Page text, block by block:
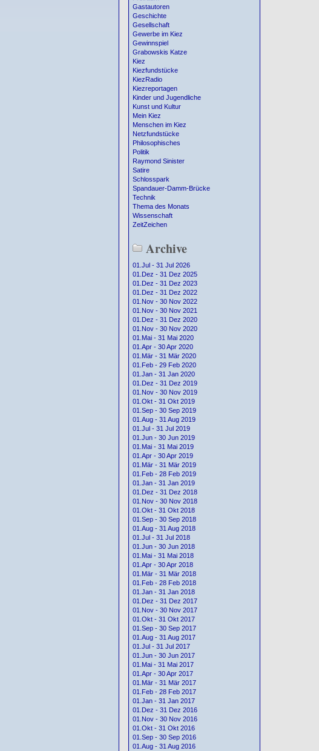
Gastautoren
Geschichte
Gesellschaft
Gewerbe im Kiez
Gewinnspiel
Grabowskis Katze
Kiez
Kiezfundstücke
KiezRadio
Kiezreportagen
Kinder und Jugendliche
Kunst und Kultur
Mein Kiez
Menschen im Kiez
Netzfundstücke
Philosophisches
Politik
Raymond Sinister
Satire
Schlosspark
Spandauer-Damm-Brücke
Technik
Thema des Monats
Wissenschaft
ZeitZeichen
Archive
01.Jul - 31 Jul 2026
01.Dez - 31 Dez 2025
01.Dez - 31 Dez 2023
01.Dez - 31 Dez 2022
01.Nov - 30 Nov 2022
01.Nov - 30 Nov 2021
01.Dez - 31 Dez 2020
01.Nov - 30 Nov 2020
01.Mai - 31 Mai 2020
01.Apr - 30 Apr 2020
01.Mär - 31 Mär 2020
01.Feb - 29 Feb 2020
01.Jan - 31 Jan 2020
01.Dez - 31 Dez 2019
01.Nov - 30 Nov 2019
01.Okt - 31 Okt 2019
01.Sep - 30 Sep 2019
01.Aug - 31 Aug 2019
01.Jul - 31 Jul 2019
01.Jun - 30 Jun 2019
01.Mai - 31 Mai 2019
01.Apr - 30 Apr 2019
01.Mär - 31 Mär 2019
01.Feb - 28 Feb 2019
01.Jan - 31 Jan 2019
01.Dez - 31 Dez 2018
01.Nov - 30 Nov 2018
01.Okt - 31 Okt 2018
01.Sep - 30 Sep 2018
01.Aug - 31 Aug 2018
01.Jul - 31 Jul 2018
01.Jun - 30 Jun 2018
01.Mai - 31 Mai 2018
01.Apr - 30 Apr 2018
01.Mär - 31 Mär 2018
01.Feb - 28 Feb 2018
01.Jan - 31 Jan 2018
01.Dez - 31 Dez 2017
01.Nov - 30 Nov 2017
01.Okt - 31 Okt 2017
01.Sep - 30 Sep 2017
01.Aug - 31 Aug 2017
01.Jul - 31 Jul 2017
01.Jun - 30 Jun 2017
01.Mai - 31 Mai 2017
01.Apr - 30 Apr 2017
01.Mär - 31 Mär 2017
01.Feb - 28 Feb 2017
01.Jan - 31 Jan 2017
01.Dez - 31 Dez 2016
01.Nov - 30 Nov 2016
01.Okt - 31 Okt 2016
01.Sep - 30 Sep 2016
01.Aug - 31 Aug 2016